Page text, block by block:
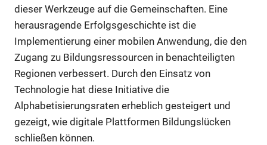
dieser Werkzeuge auf die Gemeinschaften. Eine
herausragende Erfolgsgeschichte ist die
Implementierung einer mobilen Anwendung, die den
Zugang zu Bildungsressourcen in benachteiligten
Regionen verbessert. Durch den Einsatz von
Technologie hat diese Initiative die
Alphabetisierungsraten erheblich gesteigert und
gezeigt, wie digitale Plattformen Bildungslücken
schließen können.